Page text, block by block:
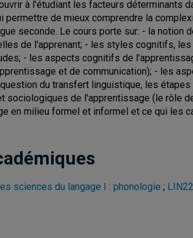
à l'étudiant les facteurs déterminants
permettre de mieux comprendre la
seconde. Le cours porte sur: - la notion
de l'apprenant; - les styles cognitifs,
- les aspects cognitifs de
et de communication); - les
du transfert linguistique, les
sociologiques de l'apprentissage (le rôle
en milieu formel et informel et ce qui les
sciences du langage I : phonologie ;